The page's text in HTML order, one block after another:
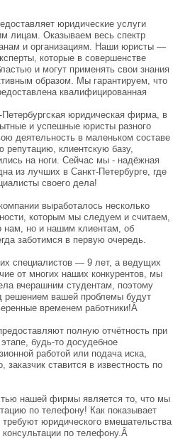
юридические услуги
лицам. Оказываем весь спектр
и организациям. Наши юристы —
которые в совершенстве
и могут применять свои знания
образом. Мы гарантируем, что
квалифицированная
юридическая фирма, в
и успешные юристы разного
деятельность в маленьком составе
репутацию, клиентскую базу,
на ноги. Сейчас мы - надёжная
из лучших в Санкт-Петербурге, где
своего дела!
выработалось несколько
которым мы следуем и считаем,
нам, но и нашим клиентам, об
заботимся в первую очередь.
специалистов — 9 лет, а ведущих
от многих наших конкурентов, мы
вчерашним студентам, поэтому
решением вашей проблемы будут
временем работники!Â
полную отчётность при
будь-то досудебное
работой или подача иска,
заказчик ставится в известность по
нашей фирмы является то, что мы
по телефону! Как показывает
юридического вмешательства
по телефону.Â